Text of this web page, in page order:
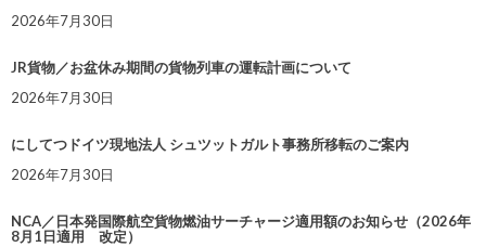
2026年7月30日
JR貨物／お盆休み期間の貨物列車の運転計画について
2026年7月30日
にしてつドイツ現地法人 シュツットガルト事務所移転のご案内
2026年7月30日
NCA／日本発国際航空貨物燃油サーチャージ適用額のお知らせ（2026年
8月1日適用 改定）